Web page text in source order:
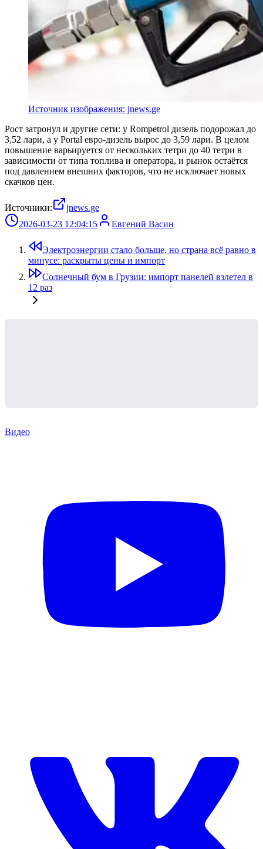
Источник изображения: jnews.ge
Рост затронул и другие сети: у Rompetrol дизель подорожал до
3,52 лари, а у Portal евро-дизель вырос до 3,59 лари. В целом
повышение варьируется от нескольких тетри до 40 тетри в
зависимости от типа топлива и оператора, и рынок остаётся
под давлением внешних факторов, что не исключает новых
скачков цен.
Источники:
jnews.ge
2026-03-23 12:04:15
Евгений Васин
Электроэнергии стало больше, но страна всё равно в
минусе: раскрыты цены и импорт
Солнечный бум в Грузии: импорт панелей взлетел в
12 раз
Видео